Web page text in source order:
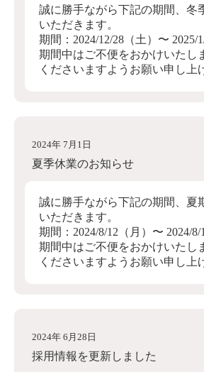
誠に勝手ながら下記の期間、冬
いただきます。
期間：2024/12/28（土）〜 2025/
期間中はご不便をおかけいたし
くださいますようお願い申し上
2024年 7月1日
夏季休業のお知らせ
誠に勝手ながら下記の期間、夏
いただきます。
期間：2024/8/12（月）〜 2024/8/
期間中はご不便をおかけいたし
くださいますようお願い申し上
2024年 6月28日
採用情報を更新しました